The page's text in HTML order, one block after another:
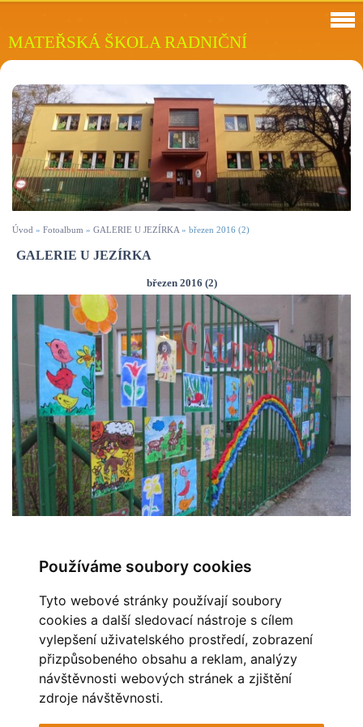
Používáme soubory cookies
Tyto webové stránky používají soubory
cookies a další sledovací nástroje s cílem
vylepšení uživatelského prostředí, zobrazení
přizpůsobeného obsahu a reklam, analýzy
návštěvnosti webových stránek a zjištění
zdroje návštěvnosti.
MATEŘSKÁ ŠKOLA RADNIČNÍ
Úvod » Fotoalbum » GALERIE U JEZÍRKA» březen 2016 (2)
GALERIE U JEZÍRKA
březen 2016 (2)
← Předchozí Zpět do složky
Automatické procházení: 3|4| 5|6|7(čas ve vteřinách)
OBLÍBENÉ ODKAZY
MĚSTO HAVÍŘOV
STAV OVZDUŠÍ